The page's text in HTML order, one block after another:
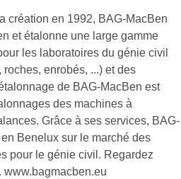
création en 1992, BAG-MacBen
et étalonne une large gamme
les laboratoires du génie civil
enrobés, ...) et des
de BAG-MacBen est
des machines à
Grâce à ses services, BAG-
Benelux sur le marché des
pour le génie civil. Regardez
www.bagmacben.eu